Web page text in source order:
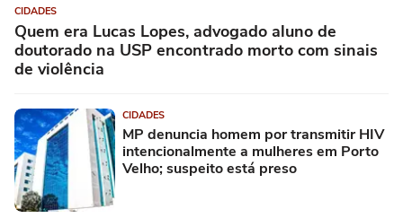
CIDADES
Quem era Lucas Lopes, advogado aluno de
doutorado na USP encontrado morto com sinais
de violência
CIDADES
MP denuncia homem por transmitir HIV
intencionalmente a mulheres em Porto
Velho; suspeito está preso